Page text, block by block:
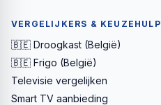
VERGELIJKERS & KEUZEHULP
🇧🇪 Droogkast (België)
🇧🇪 Frigo (België)
Televisie vergelijken
Smart TV aanbieding